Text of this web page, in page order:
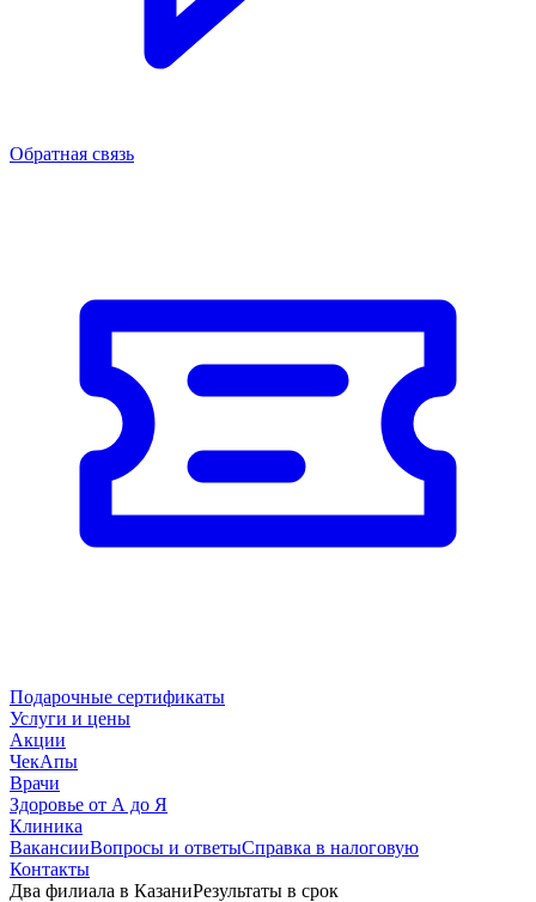
Обратная связь
Подарочные сертификаты
Услуги и цены
Акции
ЧекАпы
Врачи
Здоровье от А до Я
Клиника
ВакансииВопросы и ответыСправка в налоговую
Контакты
Два филиала в КазаниРезультаты в срок